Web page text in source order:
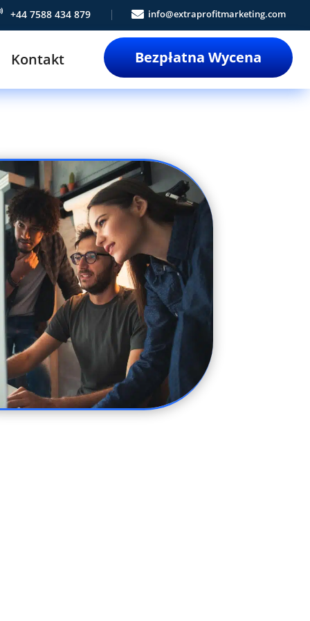
+44 7588 434 879  info@extraprofitmarketing.com
Kontakt Bezpłatna Wycena